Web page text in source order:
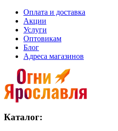
Оплата и доставка
Акции
Услуги
Оптовикам
Блог
Адреса магазинов
Каталог: